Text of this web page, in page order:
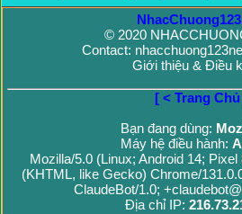
© 2020
Contact:
Giới thiệu & Điều
[ < Trang
Bạn đang dùng:
Máy hệ điều hành:
Mozilla/5.0 (Linux; Android 14;
(KHTML, like Gecko) Chrome/
ClaudeBot/1.0;
Địa chỉ IP: